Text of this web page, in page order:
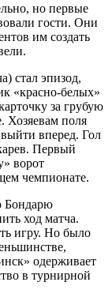
но первые
гости. Они
им создать
стал эпизод,
«красно-белых»
за грубую
Хозяевам поля
вперед. Гол
Первый
ворот
чемпионате.
Бондарю
ход матча.
игру. Но было
одерживает
в турнирной